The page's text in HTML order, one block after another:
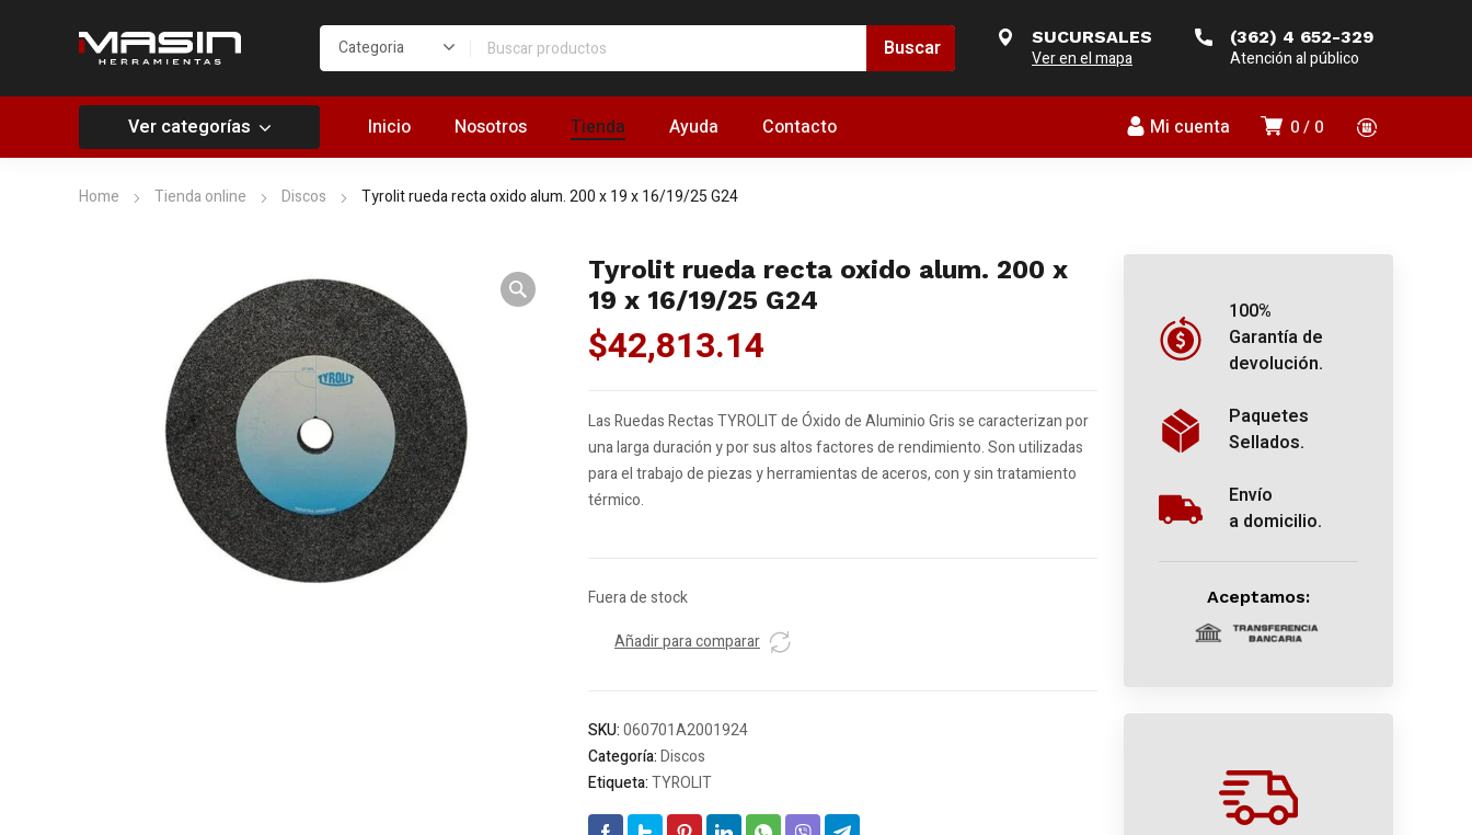
SUCURSALES
Ver en el mapa
(362) 4 652-329
Atención al público
0 0
Mi cuenta
Ver categorías Inicio Nosotros Tienda Ayuda Contacto
Home Tienda online Discos Tyrolit rueda recta oxido alum. 200 x 19 x 16/19/25 G24
Tyrolit rueda recta oxido alum. 200 x
19 x 16/19/25 G24
$42,813.14
Las Ruedas Rectas TYROLIT de Óxido de Aluminio Gris se caracterizan por
una larga duración y por sus altos factores de rendimiento. Son utilizadas
para el trabajo de piezas y herramientas de aceros, con y sin tratamiento
térmico.
Fuera de stock
Añadir para comparar
SKU:060701A2001924
Categoría:Discos
Etiqueta:TYROLIT
100%
Garantía de
devolución.
Paquetes
Sellados.
Envío
a domicilio.
Aceptamos: